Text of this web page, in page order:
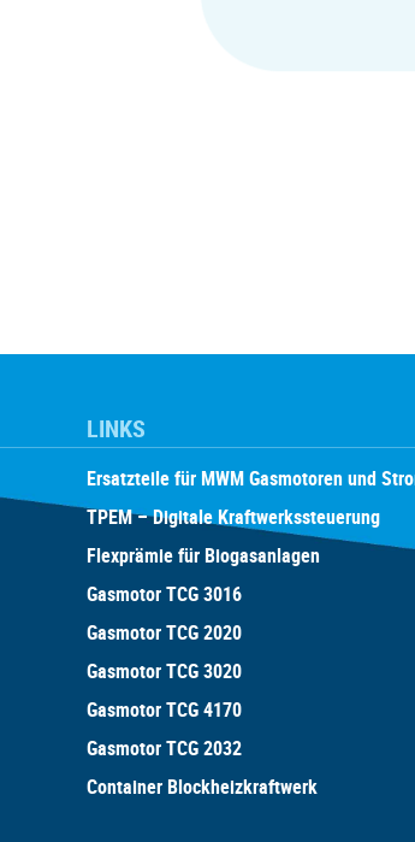
LINKS
Ersatzteile für MWM Gasmotoren und
TPEM – Digitale Kraftwerkssteuerung
Flexprämie für Biogasanlagen
Gasmotor TCG 3016
Gasmotor TCG 2020
Gasmotor TCG 3020
Gasmotor TCG 4170
Gasmotor TCG 2032
Container Blockheizkraftwerk